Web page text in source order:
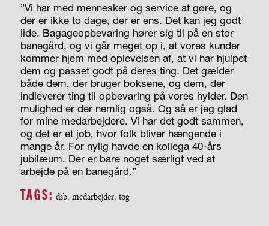
”Vi har med mennesker og service at gøre, og
der er ikke to dage, der er ens. Det kan jeg godt
lide. Bagageopbevaring hører sig til på en stor
banegård, og vi går meget op i, at vores kunder
kommer hjem med oplevelsen af, at vi har hjulpet
dem og passet godt på deres ting. Det gælder
både dem, der bruger boksene, og dem, der
indleverer ting til opbevaring på vores hylder. Den
mulighed er der nemlig også. Og så er jeg glad
for mine medarbejdere. Vi har det godt sammen,
og det er et job, hvor folk bliver hængende i
mange år. For nylig havde en kollega 40-års
jubilæum. Der er bare noget særligt ved at
arbejde på en banegård.”
TAGS: dsb, medarbejder, tog